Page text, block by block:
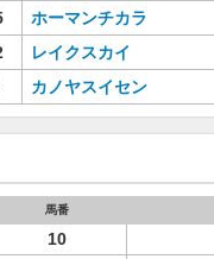
ホーマンチカラ
レイクスカイ
カノヤスイセン
馬番
10